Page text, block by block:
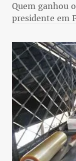
Quem ganhou
presidente em